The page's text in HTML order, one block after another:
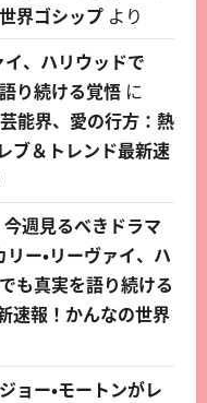
界ゴシップ より
イ、ハリウッドで
り続ける覚悟 に
能界、愛の行方：熱
ブ＆トレンド最新速
今週見るべきドラマ
リー・リーヴァイ、ハ
も真実を語り続ける
速報！かんなの世界
ョー・モートンがレ